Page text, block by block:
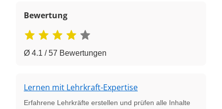
Bewertung
Ø 4.1 / 57 Bewertungen
Lernen mit Lehrkraft-Expertise
Erfahrene Lehrkräfte erstellen und prüfen alle Inhalte